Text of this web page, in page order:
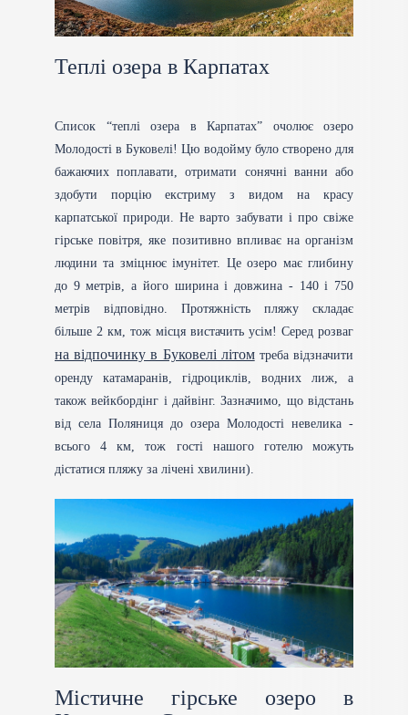
Теплі озера в Карпатах
Список “теплі озера в Карпатах” очолює озеро
Молодості в Буковелі! Цю водойму було створено для
бажаючих поплавати, отримати сонячні ванни або
здобути порцію екстриму з видом на красу
карпатської природи. Не варто забувати і про свіже
гірське повітря, яке позитивно впливає на організм
людини та зміцнює імунітет. Це озеро має глибину
до 9 метрів, а його ширина і довжина - 140 і 750
метрів відповідно. Протяжність пляжу складає
більше 2 км, тож місця вистачить усім! Серед розваг
на відпочинку в Буковелі літом треба відзначити
оренду катамаранів, гідроциклів, водних лиж, а
також вейкбордінг і дайвінг. Зазначимо, що відстань
від села Поляниця до озера Молодості невелика -
всього 4 км, тож гості нашого готелю можуть
дістатися пляжу за лічені хвилини).
Містичне гірське озеро в